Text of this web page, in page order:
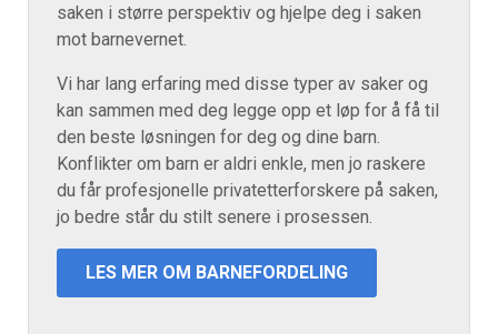
saken i større perspektiv og hjelpe deg i saken
mot barnevernet.
Vi har lang erfaring med disse typer av saker og
kan sammen med deg legge opp et løp for å få til
den beste løsningen for deg og dine barn.
Konflikter om barn er aldri enkle, men jo raskere
du får profesjonelle privatetterforskere på saken,
jo bedre står du stilt senere i prosessen.
LES MER OM BARNEFORDELING